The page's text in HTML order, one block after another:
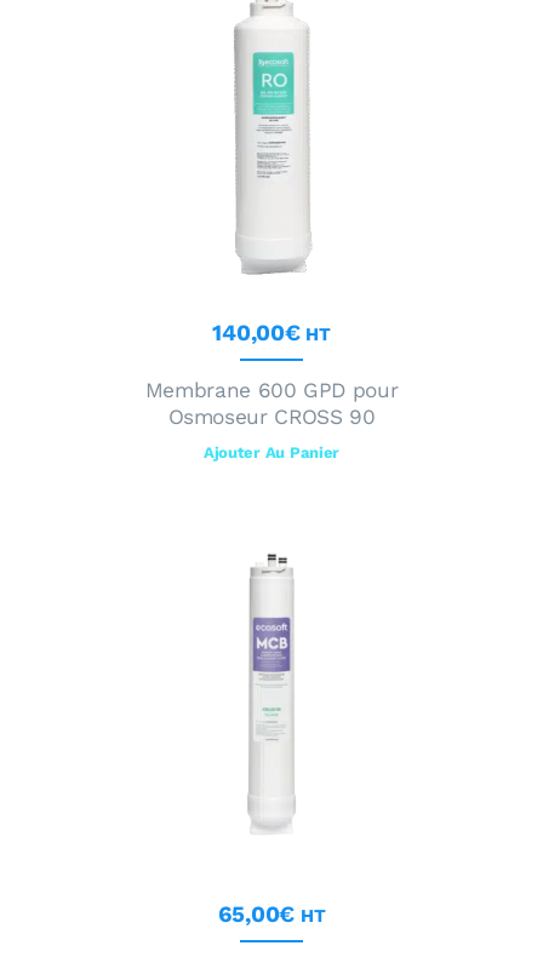
140,00€ HT
Membrane 600 GPD pour
Osmoseur CROSS 90
Ajouter Au Panier
65,00€ HT